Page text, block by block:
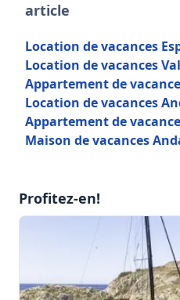
article
Location de vacances
Location de vacances
Appartement de
Location de vacances
Appartement de
Maison de vacances
Profitez-en!